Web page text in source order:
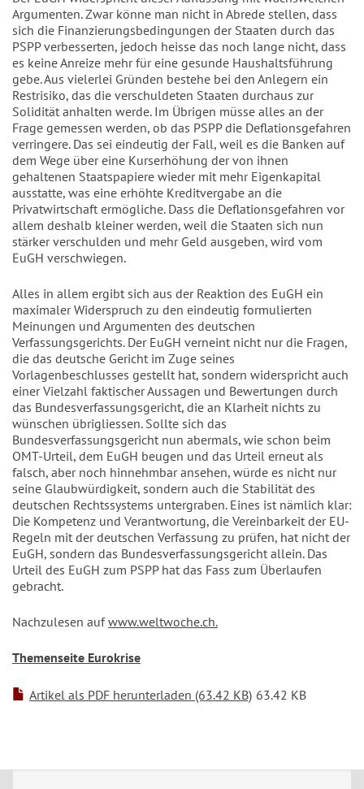
Argumenten. Zwar könne man nicht in Abrede stellen, dass
sich die Finanzierungsbedingungen der Staaten durch das
PSPP verbesserten, jedoch heisse das noch lange nicht, dass
es keine Anreize mehr für eine gesunde Haushaltsführung
gebe. Aus vielerlei Gründen bestehe bei den Anlegern ein
Restrisiko, das die verschuldeten Staaten durchaus zur
Solidität anhalten werde. Im Übrigen müsse alles an der
Frage gemessen werden, ob das PSPP die Deflationsgefahren
verringere. Das sei eindeutig der Fall, weil es die Banken auf
dem Wege über eine Kurserhöhung der von ihnen
gehaltenen Staatspapiere wieder mit mehr Eigenkapital
ausstatte, was eine erhöhte Kreditvergabe an die
Privatwirtschaft ermögliche. Dass die Deflationsgefahren vor
allem deshalb kleiner werden, weil die Staaten sich nun
stärker verschulden und mehr Geld ausgeben, wird vom
EuGH verschwiegen.
Alles in allem ergibt sich aus der Reaktion des EuGH ein
maximaler Widerspruch zu den eindeutig formulierten
Meinungen und Argumenten des deutschen
Verfassungsgerichts. Der EuGH verneint nicht nur die Fragen,
die das deutsche Gericht im Zuge seines
Vorlagenbeschlusses gestellt hat, sondern widerspricht auch
einer Vielzahl faktischer Aussagen und Bewertungen durch
das Bundesverfassungsgericht, die an Klarheit nichts zu
wünschen übrigliessen. Sollte sich das
Bundesverfassungsgericht nun abermals, wie schon beim
OMT-Urteil, dem EuGH beugen und das Urteil erneut als
falsch, aber noch hinnehmbar ansehen, würde es nicht nur
seine Glaubwürdigkeit, sondern auch die Stabilität des
deutschen Rechtssystems untergraben. Eines ist nämlich klar:
Die Kompetenz und Verantwortung, die Vereinbarkeit der EU-
Regeln mit der deutschen Verfassung zu prüfen, hat nicht der
EuGH, sondern das Bundesverfassungsgericht allein. Das
Urteil des EuGH zum PSPP hat das Fass zum Überlaufen
gebracht.
Nachzulesen aufwww.weltwoche.ch.
Themenseite Eurokrise
Artikel als PDF herunterladen (63.42 KB) 63.42 KB